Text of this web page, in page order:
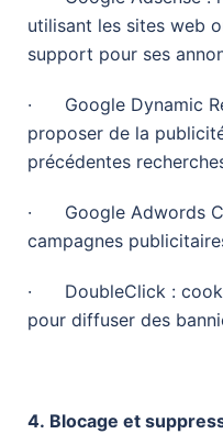
utilisant les sites web
support pour ses
· Google Dynamic
proposer de la
précédentes
· Google Adwords
campagnes
· DoubleClick :
pour diffuser des
4. Blocage et